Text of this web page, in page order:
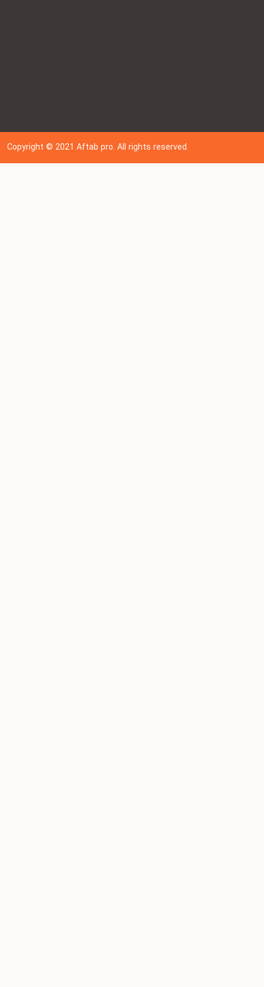
Copyright © 202 1Aftab pro. All rights reserved.